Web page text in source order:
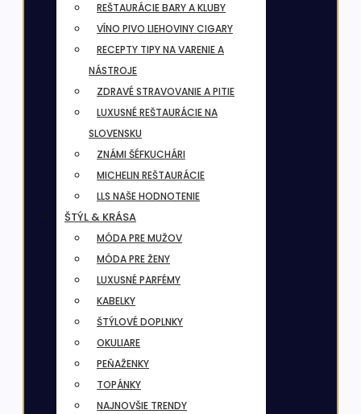
REŠTAURÁCIE BARY A KLUBY
VÍNO PIVO LIEHOVINY CIGARY
RECEPTY TIPY NA VARENIE A
NÁSTROJE
ZDRAVÉ STRAVOVANIE A PITIE
LUXUSNÉ REŠTAURÁCIE NA
SLOVENSKU
ZNÁMI ŠÉFKUCHÁRI
MICHELIN REŠTAURÁCIE
LLS NAŠE HODNOTENIE
ŠTÝL & KRÁSA
MÓDA PRE MUŽOV
MÓDA PRE ŽENY
LUXUSNÉ PARFÉMY
KABELKY
ŠTÝLOVÉ DOPLNKY
OKULIARE
PEŇAŽENKY
TOPÁNKY
NAJNOVŠIE TRENDY